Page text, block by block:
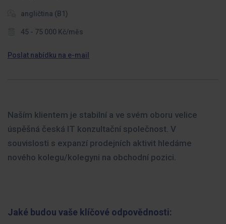
angličtina (B1)
45 - 75 000 Kč/měs
Poslat nabídku na e-mail
Naším klientem je stabilní a ve svém oboru velice
úspěšná česká IT konzultační společnost. V
souvislosti s expanzí prodejních aktivit hledáme
nového kolegu/kolegyni na obchodní pozici.
Jaké budou vaše klíčové odpovědnosti: